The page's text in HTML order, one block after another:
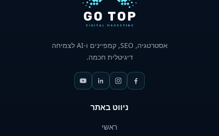
אסטרטגיה, SEO, קמפיינים ו-AI לצמיחה
דיגיטלית חכמה.
ניווט באתר
ראשי